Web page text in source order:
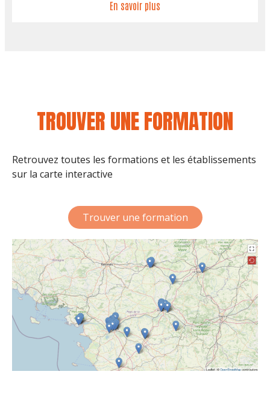
En savoir plus
TROUVER UNE FORMATION
Retrouvez toutes les formations et les établissements
sur la carte interactive
Trouver une formation